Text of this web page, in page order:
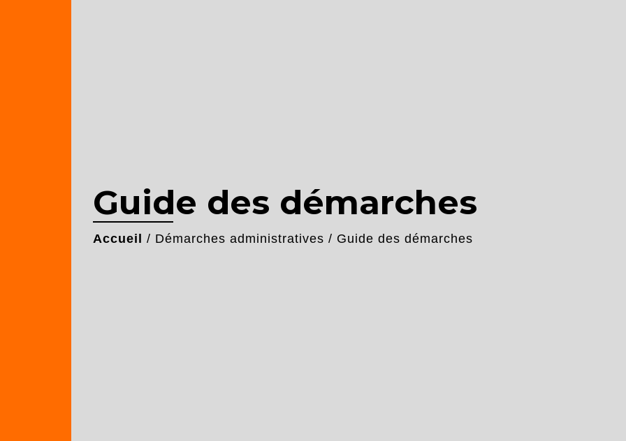
Guide des démarches
Accueil / Démarches administratives / Guide des démarches